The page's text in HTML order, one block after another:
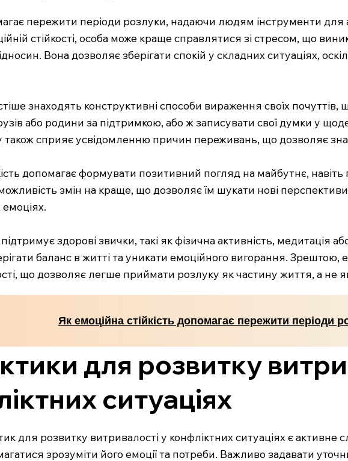
пережити періоди розлуки, надаючи людям інструменти
стійкості, особа може краще справлятися зі стресом, що
Вона дозволяє зберігати спокій у складних ситуаціях,
знаходять конструктивні способи вираження своїх
або родини за підтримкою, або ж записувати свої думки у
також сприяє усвідомленню причин переживань, що дозволяє
допомагає формувати позитивний погляд на майбутнє, навіть
змін на краще, що дозволяє їм шукати нові
підтримує здорові звички, такі як фізична активність, медитація
баланс в житті та уникати емоційного вигорання. Зрештою,
що дозволяє легше приймати розлуку як частину життя, а не
Як емоційна стійкість допомагає пережити періоди
для розвитку
ситуаціях
для розвитку витривалості у конфліктних ситуаціях є активне
зрозуміти його емоції та потреби. Важливо задавати